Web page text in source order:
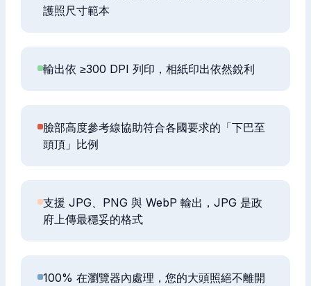
護照尺寸範本
輸出依 ≥300 DPI 列印，相紙印出依然銳利
臉部高度參考線協助符合各國要求的「下巴至
頭頂」比例
支援 JPG、PNG 與 WebP 輸出，JPG 是政
府上傳最穩妥的格式
100% 在瀏覽器內處理，您的大頭照絕不離開